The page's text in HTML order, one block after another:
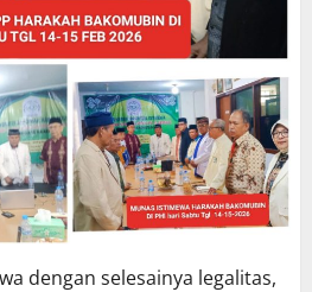
dengan selesainya legalitas,